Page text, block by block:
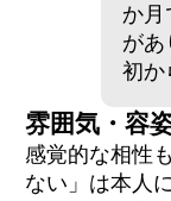
か月
があ
初か
雰囲気・容
感覚的な相性
ない」は本人